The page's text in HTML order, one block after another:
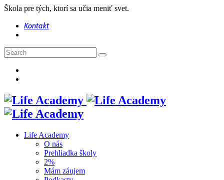
Škola pre tých, ktorí sa učia meniť svet.
Kontakt
Life Academy
O nás
Prehliadka školy
2%
Mám záujem